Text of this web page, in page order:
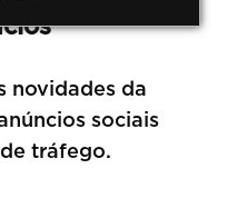
novidades da
sociais
tráfego.